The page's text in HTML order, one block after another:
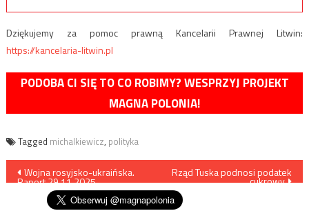
Dziękujemy za pomoc prawną Kancelarii Prawnej Litwin:
https://kancelaria-litwin.pl
PODOBA CI SIĘ TO CO ROBIMY? WESPRZYJ PROJEKT
MAGNA POLONIA!
Tagged michalkiewicz, polityka
Nawigacja
wpisu
Wojna rosyjsko-ukraińska.
Raport 29.11.2025
Rząd Tuska podnosi podatek
cukrowy